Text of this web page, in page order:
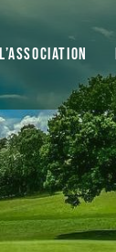
L’ASSOCIATION